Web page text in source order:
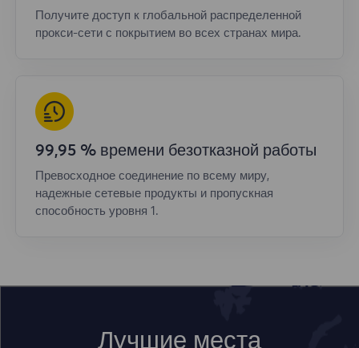
Получите доступ к глобальной распределенной
прокси-сети с покрытием во всех странах мира.
99,95 % времени безотказной работы
Превосходное соединение по всему миру,
надежные сетевые продукты и пропускная
способность уровня 1.
Лучшие места